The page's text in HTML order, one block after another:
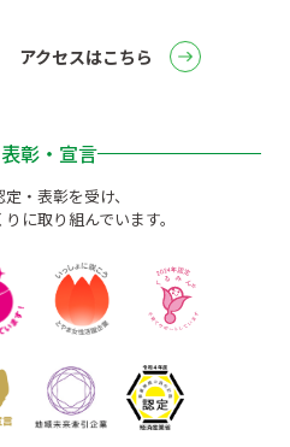
アクセスはこちら
彰・宣言
・表彰を受け、
に取り組んでいます。